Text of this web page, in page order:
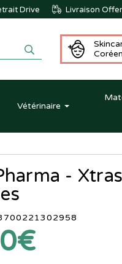
Drive Livraison
Vétérinaire
-